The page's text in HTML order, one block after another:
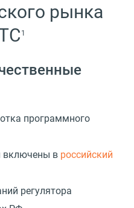
рынка
1
программного
включены в российский
регулятора